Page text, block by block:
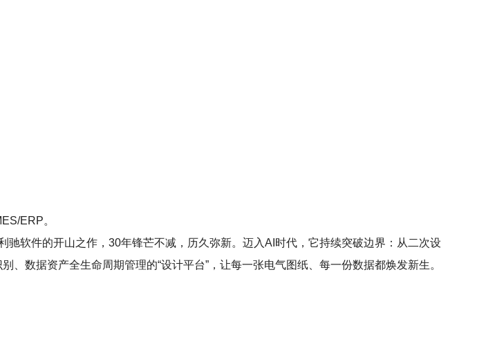
ERP。
软件的开山之作，30年锋芒不减，历久弥新。迈入AI时代，它持续突破边界：从二次设
数据资产全生命周期管理的“设计平台”，让每一张电气图纸、每一份数据都焕发新生。